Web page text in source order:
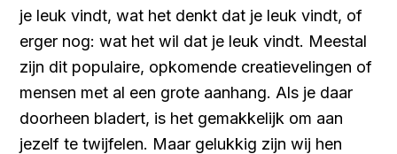
je leuk vindt, wat het denkt dat je leuk vindt, of
erger nog: wat het wil dat je leuk vindt. Meestal
zijn dit populaire, opkomende creatievelingen of
mensen met al een grote aanhang. Als je daar
doorheen bladert, is het gemakkelijk om aan
jezelf te twijfelen. Maar gelukkig zijn wij hen